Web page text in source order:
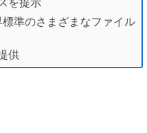
準のさまざまなファイル
供